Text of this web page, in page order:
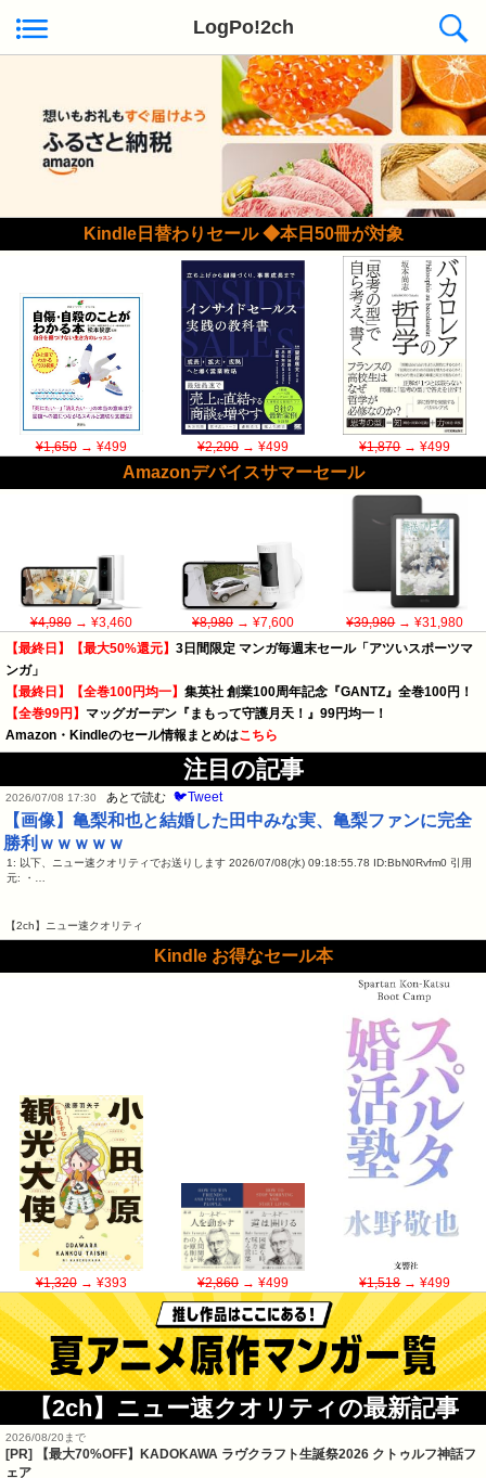
LogPo!2ch
Kindle日替わりセール ◆本日50冊が対象
¥1,650→ ¥499 ¥2,200→ ¥499 ¥1,870→ ¥499
Amazonデバイスサマーセール
¥4,980→ ¥3,460 ¥8,980→ ¥7,600 ¥39,980→ ¥31,980
【最終日】【最大50%還元】 3日間限定 マンガ毎週末セール「アツいスポーツマ
ンガ」
【最終日】【全巻100円均一】 集英社 創業100周年記念『GANTZ』全巻100円！
【全巻99円】 マッグガーデン『まもって守護月天！』99円均一！
Amazon・Kindleのセール情報まとめはこちら
注目の記事
2026/07/08 17:30 あとで読む 🐦Tweet
【画像】亀梨和也と結婚した田中みな実、亀梨ファンに完全
勝利ｗｗｗｗｗ
1: 以下、ニュー速クオリティでお送りします 2026/07/08(水) 09:18:55.78 ID:BbN0Rvfm0 引用
元: ・…
【2ch】ニュー速クオリティ
Kindle お得なセール本
¥1,320→ ¥393 ¥2,860→ ¥499 ¥1,518→ ¥499
【2ch】ニュー速クオリティの最新記事
2026/08/20まで
[PR]
【最大70%OFF】KADOKAWA ラヴクラフト生誕祭2026 クトゥルフ神話フ
ェア